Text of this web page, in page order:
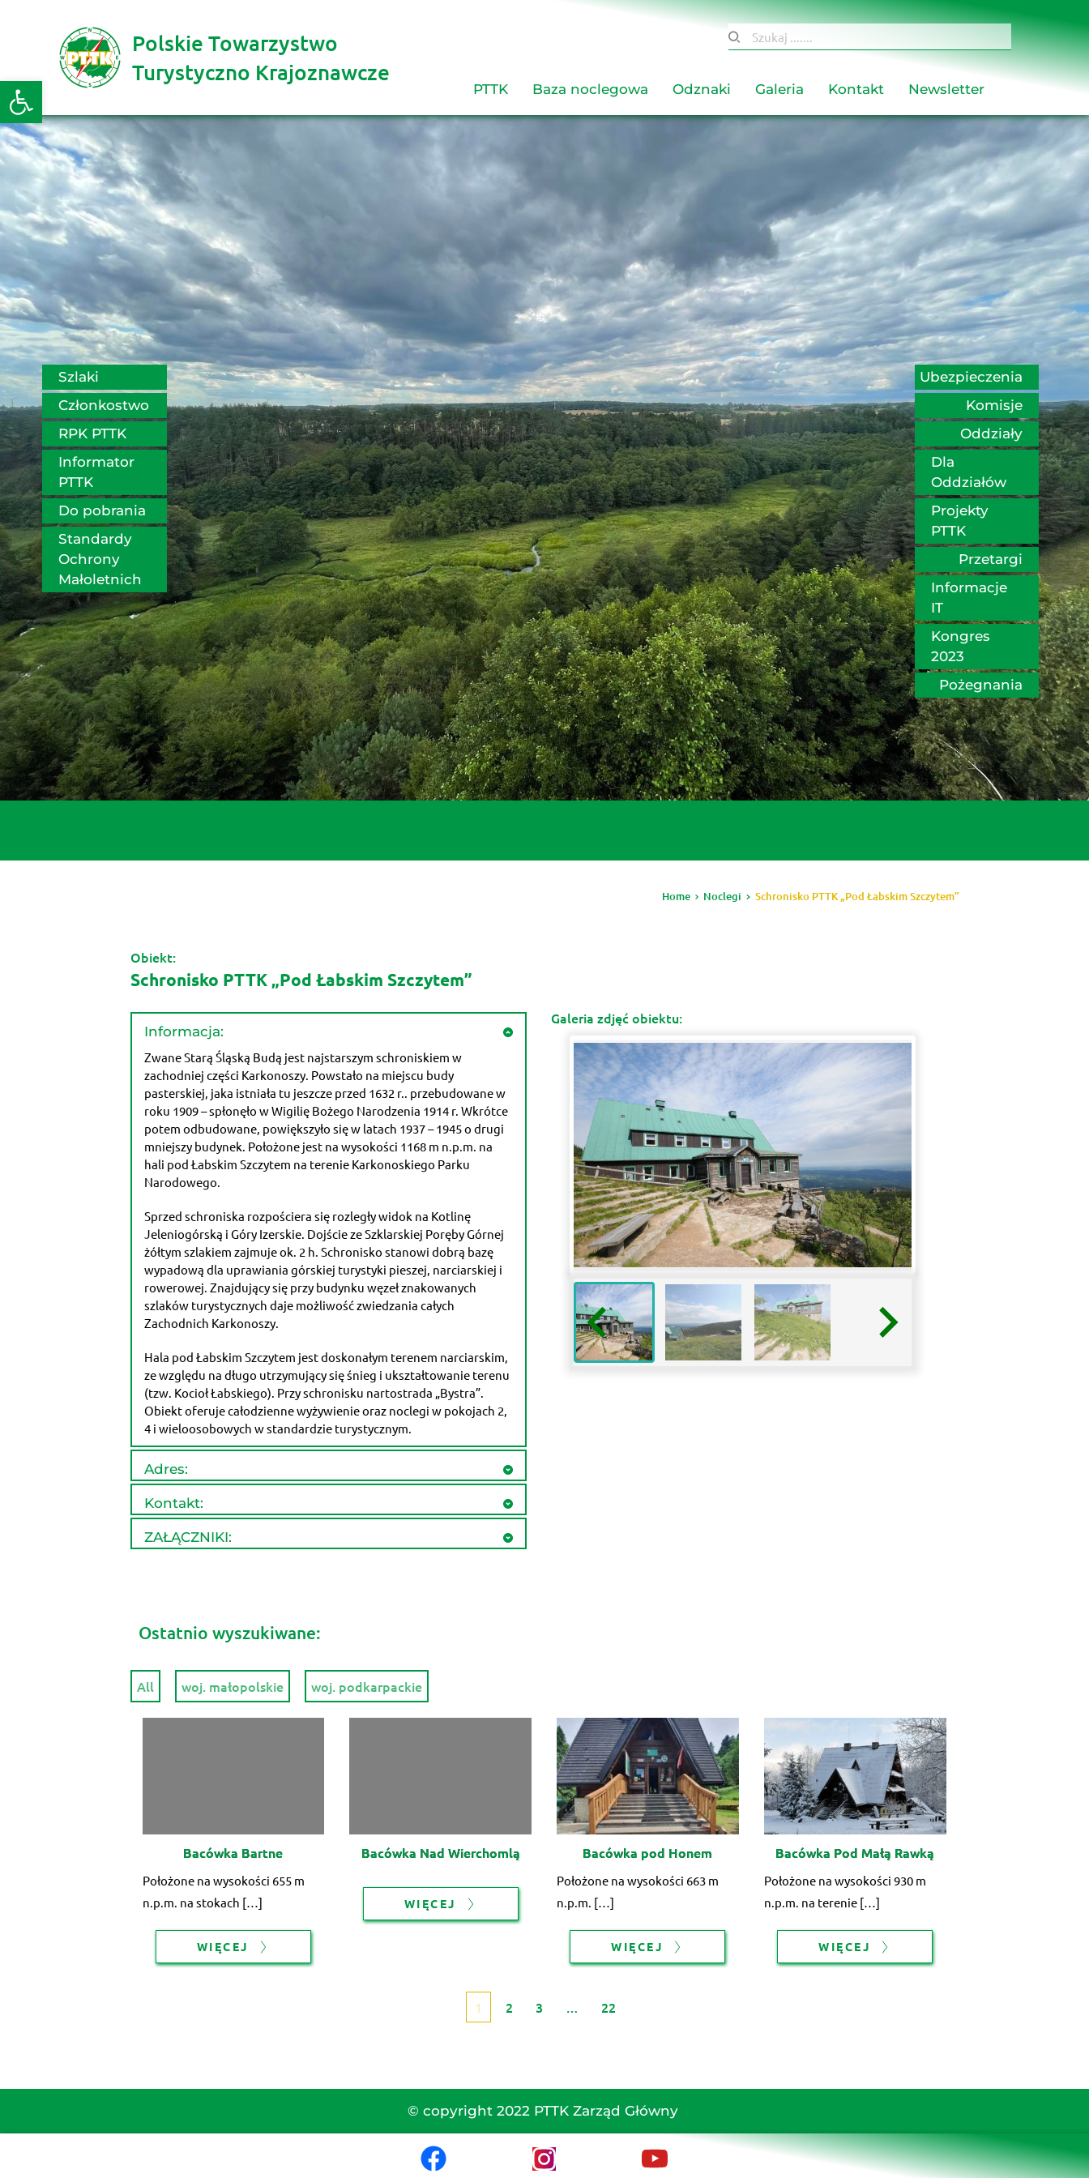
Otwórz pasek narzędzi
Polskie Towarzystwo
Turystyczno Krajoznawcze
Szukaj .......
PTTK Baza noclegowa Odznaki Galeria Kontakt Newsletter
Szlaki
Członkostwo
RPK PTTK
Informator
PTTK
Do pobrania
Standardy
Ochrony
Małoletnich
Ubezpieczenia
Komisje
Oddziały
Dla
Oddziałów
Projekty
PTTK
Przetargi
Informacje
IT
Kongres
2023
Pożegnania
Home Noclegi Schronisko PTTK „Pod Łabskim Szczytem”
Obiekt:
Schronisko PTTK „Pod Łabskim Szczytem”
Informacja:
Zwane Starą Śląską Budą jest najstarszym schroniskiem w
zachodniej części Karkonoszy. Powstało na miejscu budy
pasterskiej, jaka istniała tu jeszcze przed 1632 r.. przebudowane w
roku 1909 – spłonęło w Wigilię Bożego Narodzenia 1914 r. Wkrótce
potem odbudowane, powiększyło się w latach 1937 – 1945 o drugi
mniejszy budynek. Położone jest na wysokości 1168 m n.p.m. na
hali pod Łabskim Szczytem na terenie Karkonoskiego Parku
Narodowego.
Sprzed schroniska rozpościera się rozległy widok na Kotlinę
Jeleniogórską i Góry Izerskie. Dojście ze Szklarskiej Poręby Górnej
żółtym szlakiem zajmuje ok. 2 h. Schronisko stanowi dobrą bazę
wypadową dla uprawiania górskiej turystyki pieszej, narciarskiej i
rowerowej. Znajdujący się przy budynku węzeł znakowanych
szlaków turystycznych daje możliwość zwiedzania całych
Zachodnich Karkonoszy.
Hala pod Łabskim Szczytem jest doskonałym terenem narciarskim,
ze względu na długo utrzymujący się śnieg i ukształtowanie terenu
(tzw. Kocioł Łabskiego). Przy schronisku nartostrada „Bystra”.
Obiekt oferuje całodzienne wyżywienie oraz noclegi w pokojach 2,
4 i wieloosobowych w standardzie turystycznym.
Adres:
Pocztowa 167
58-580 Szklarska Poręba
woj. dolnośląskie
Kontakt:
link
ZAŁĄCZNIKI:
Galeria zdjęć obiektu:
Ostatnio wyszukiwane:
All woj. małopolskie woj. podkarpackie
Bacówka Bartne
Położone na wysokości 655 m
n.p.m. na stokach […]
WIĘCEJ
Bacówka Nad Wierchomlą
WIĘCEJ
Bacówka pod Honem
Położone na wysokości 663 m
n.p.m. […]
WIĘCEJ
Bacówka Pod Małą Rawką
Położone na wysokości 930 m
n.p.m. na terenie […]
WIĘCEJ
1 2 3 … 22
© copyright 2022 PTTK Zarząd Główny